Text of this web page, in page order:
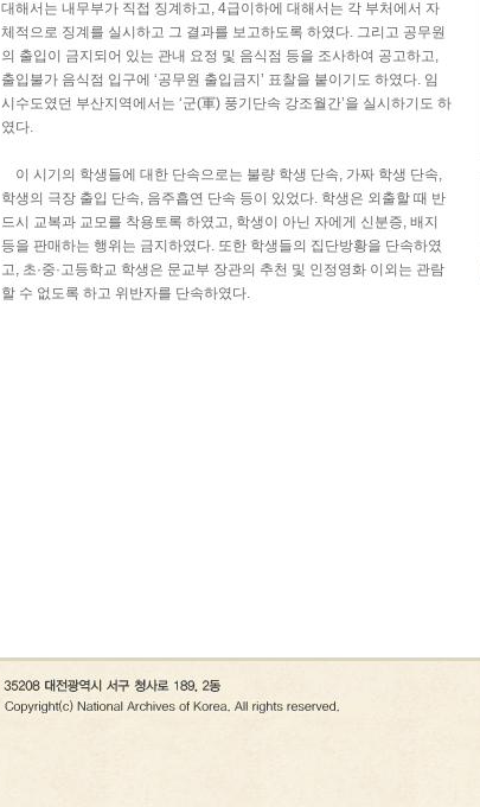
대해서는 내무부가 직접 징계하고, 4급이하에 대해서는 각 부처에서 자
체적으로 징계를 실시하고 그 결과를 보고하도록 하였다. 그리고 공무원
의 출입이 금지되어 있는 관내 요정 및 음식점 등을 조사하여 공고하고,
출입불가 음식점 입구에 ‘공무원 출입금지’ 표찰을 붙이기도 하였다. 임
시수도였던 부산지역에서는 ‘군(軍) 풍기단속 강조월간’을 실시하기도 하
였다.
이 시기의 학생들에 대한 단속으로는 불량 학생 단속, 가짜 학생 단속,
학생의 극장 출입 단속, 음주흡연 단속 등이 있었다. 학생은 외출할 때 반
드시 교복과 교모를 착용토록 하였고, 학생이 아닌 자에게 신분증, 배지
등을 판매하는 행위는 금지하였다. 또한 학생들의 집단방황을 단속하였
고, 초·중·고등학교 학생은 문교부 장관의 추천 및 인정영화 이외는 관람
할 수 없도록 하고 위반자를 단속하였다.